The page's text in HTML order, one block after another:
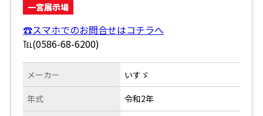
一宮展示場
☎スマホでのお問合せはコチラへ
℡(0586-68-6200)
メーカー
年式
いすゞ
令和2年